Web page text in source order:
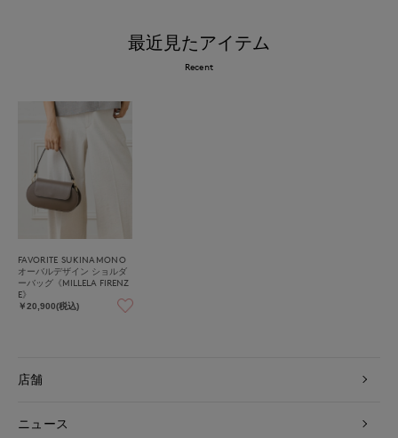
最近見たアイテム
Recent
FAVORITE SUKINAMONO
オーバルデザイン ショルダ
ーバッグ《MILLELA FIRENZ
E》
￥20,900(税込)
店舗
ニュース